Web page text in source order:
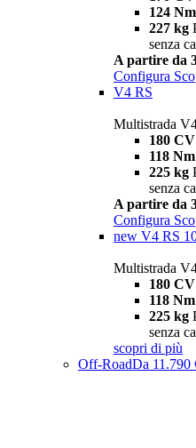
124 Nm
227 kg
senza
A partire da
Configura
V4 RS
Multistrada
180 CV
118 Nm
225 kg
senza
A partire da
Configura
new V4 RS
Multistrada
180 CV
118 Nm
225 kg
senza
scopri di più
Off-RoadDa 11.790